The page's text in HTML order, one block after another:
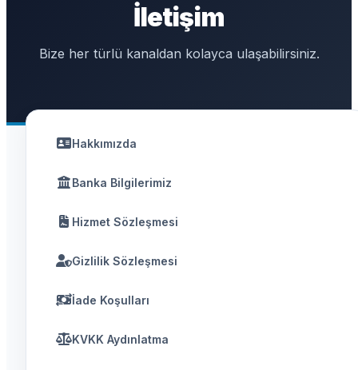
İletişim
Bize her türlü kanaldan kolayca ulaşabilirsiniz.
Hakkımızda
Banka Bilgilerimiz
Hizmet Sözleşmesi
Gizlilik Sözleşmesi
İade Koşulları
KVKK Aydınlatma